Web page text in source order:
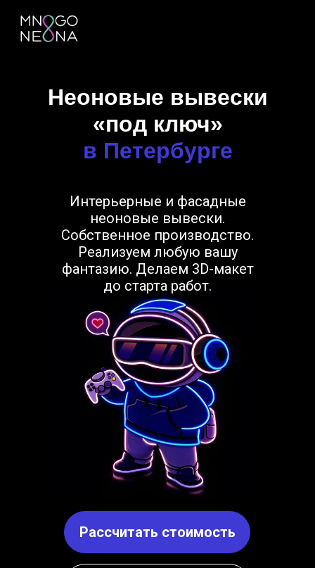
Рассчитать стоимость
Интерьерные и фасадные
неоновые вывески.
Собственное производство.
Реализуем любую вашу
фантазию. Делаем 3D-макет
до старта работ.
Неоновые вывески
«под ключ»
в Петербурге